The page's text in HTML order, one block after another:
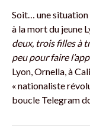
Soit… une situation
à la mort du jeune
deux, trois filles à
peu pour faire
Lyon, Ornella, à
« nationaliste
boucle Telegram